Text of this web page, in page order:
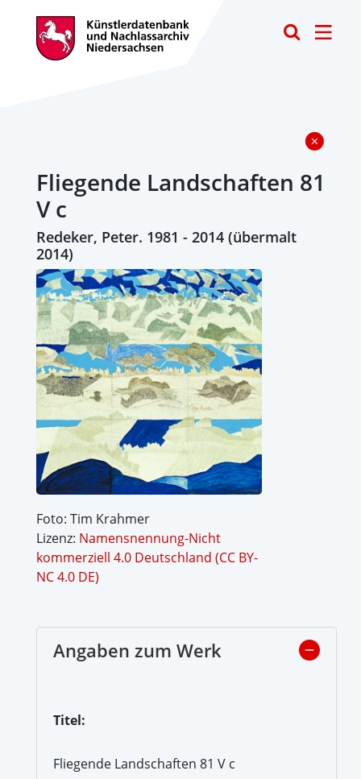
Fliegende Landschaften 81
V c
Redeker, Peter. 1981 - 2014 (übermalt
2014)
Foto: Tim Krahmer
Lizenz: Namensnennung-Nicht
kommerziell 4.0 Deutschland (CC BY-
NC 4.0 DE)
Angaben zum Werk
Titel:
Fliegende Landschaften 81 V c